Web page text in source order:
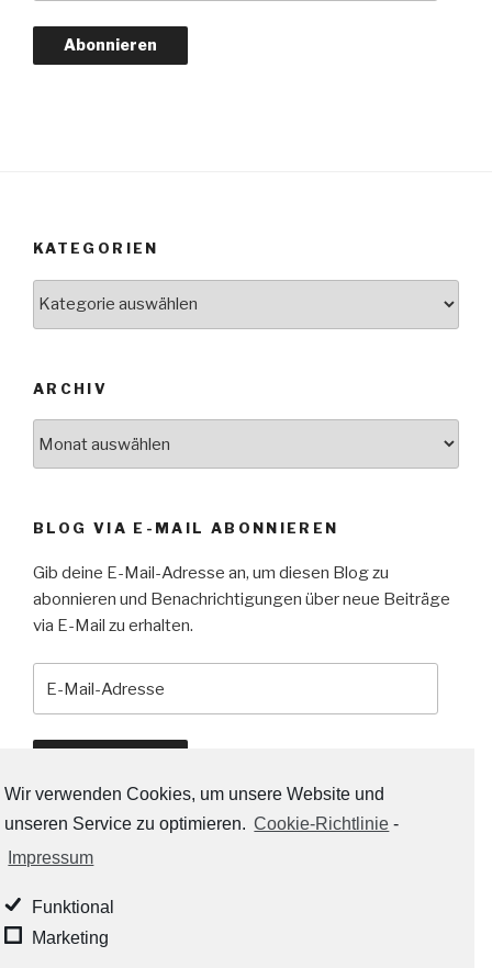
Wir verwenden Cookies, um unsere Website und
unseren Service zu optimieren. Cookie-Richtlinie -
Impressum
Funktional
Marketing
Abonnieren
KATEGORIEN
ARCHIV
BLOG VIA E-MAIL ABONNIEREN
Gib deine E-Mail-Adresse an, um diesen Blog zu
abonnieren und Benachrichtigungen über neue Beiträge
via E-Mail zu erhalten.
Mail-
RSS-LINKS:
RSS - Beiträge
RSS - Kommentare